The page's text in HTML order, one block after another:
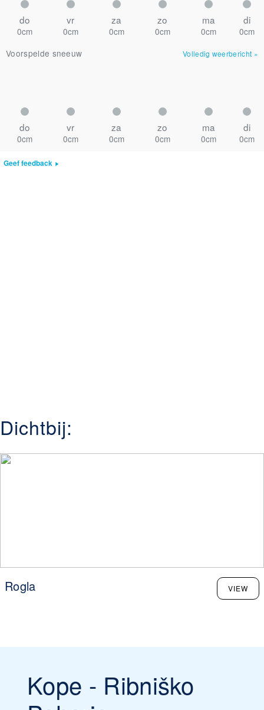
do vr za zo ma di
0cm 0cm 0cm 0cm 0cm
0cm
Voorspelde sneeuw
Volledig weerbericht »
do vr za zo ma di
0cm 0cm 0cm 0cm 0cm 0cm
Geef feedback
Dichtbij:
Rogla VIEW
Kope - Ribniško